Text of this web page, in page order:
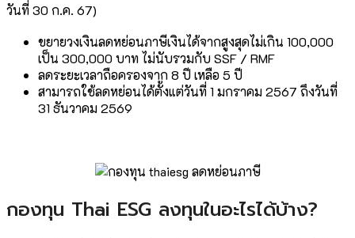
วันที่ 30 ก.ค. 67)
ขยายวงเงินลดหย่อนภาษีเงินได้จากสูงสุดไม่เกิน 100,000
เป็น 300,000 บาท ไม่นับรวมกับ SSF / RMF
ลดระยะเวลาถือครองจาก 8 ปี เหลือ 5 ปี
สามารถใช้ลดหย่อนได้ตั้งแต่วันที่ 1 มกราคม 2567 ถึงวันที่
31 ธันวาคม 2569
กองทุน Thai ESG ลงทุนในอะไรได้บ้าง?